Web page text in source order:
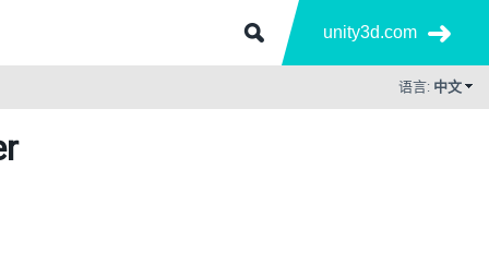
unity3d.com
语言: 中文